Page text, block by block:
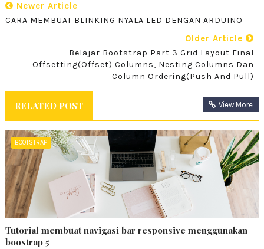
Newer Article
CARA MEMBUAT BLINKING NYALA LED DENGAN ARDUINO
Older Article
Belajar Bootstrap Part 3 Grid Layout Final
Offsetting(offset) Columns, Nesting Columns Dan
Column Ordering(push And Pull)
RELATED POST View More
BOOTSTRAP
Tutorial membuat navigasi bar responsive menggunakan
boostrap 5